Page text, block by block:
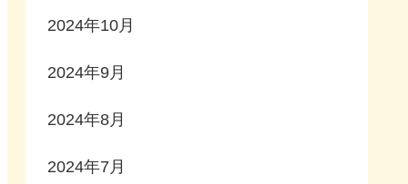
2024年10月
2024年9月
2024年8月
2024年7月